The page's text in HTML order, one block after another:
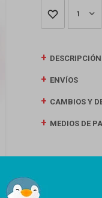
1
DESCRIPCIÓN
ENVÍOS
CAMBIOS Y
MEDIOS DE